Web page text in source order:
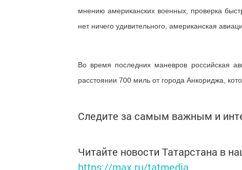
мнению американских военных, проверка
нет ничего удивительного, американская
Во время последних маневров российская
расстоянии 700 миль от города Анкориджа,
Следите за самым важным и
Читайте новости Татарстана в
https://max.ru/tatmedia